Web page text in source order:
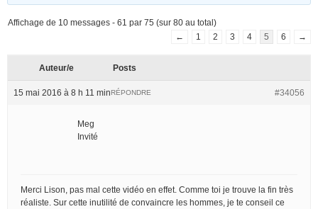
Affichage de 10 messages - 61 par 75 (sur 80 au total)
←
1 2 3 4 5 6 →
Auteur/e Posts
15 mai 2016 à 8 h 11 min #34056
RÉPONDRE
Meg
Invité
Merci Lison, pas mal cette vidéo en effet. Comme toi je trouve la fin très
réaliste. Sur cette inutilité de convaincre les hommes, je te conseil ce